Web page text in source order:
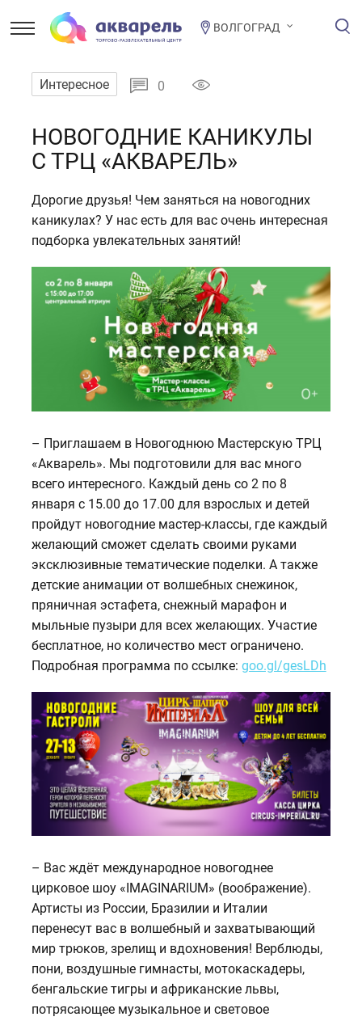
ВОЛГОГРАД
Интересное 0
НОВОГОДНИЕ КАНИКУЛЫ
С ТРЦ «АКВАРЕЛЬ»
Дорогие друзья! Чем заняться на новогодних
каникулах? У нас есть для вас очень интересная
подборка увлекательных занятий!
– Приглашаем в Новогоднюю Мастерскую ТРЦ
«Акварель». Мы подготовили для вас много
всего интересного. Каждый день со 2 по 8
января с 15.00 до 17.00 для взрослых и детей
пройдут новогодние мастер-классы, где каждый
желающий сможет сделать своими руками
эксклюзивные тематические поделки. А также
детские анимации от волшебных снежинок,
пряничная эстафета, снежный марафон и
мыльные пузыри для всех желающих. Участие
бесплатное, но количество мест ограничено.
Подробная программа по ссылке: goo.gl/gesLDh
– Вас ждёт международное новогоднее
цирковое шоу «IMAGINARIUM» (воображение).
Артисты из России, Бразилии и Италии
перенесут вас в волшебный и захватывающий
мир трюков, зрелищ и вдохновения! Верблюды,
пони, воздушные гимнасты, мотокаскадеры,
бенгальские тигры и африканские львы,
потрясающее музыкальное и световое